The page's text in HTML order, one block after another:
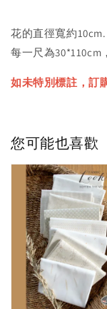
花的直徑寬約10cm.
每一尺為30*110cm
如未特別標註，訂
您可能也喜歡